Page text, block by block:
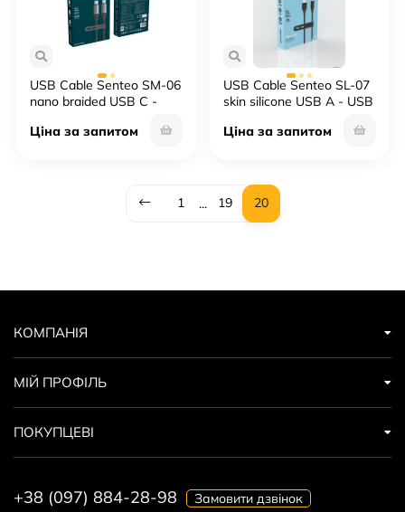
USB Cable Senteo SM-06
nano braided USB C -
Ціна за запитом
USB Cable Senteo SL-07
skin silicone USB A - USB
Ціна за запитом
1 ... 19 20
КОМПАНІЯ
МІЙ ПРОФІЛЬ
ПОКУПЦЕВІ
+38 (097) 884-28-98 Замовити дзвінок